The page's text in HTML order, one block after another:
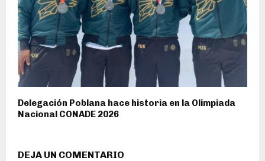
Delegación Poblana hace historia en la Olimpiada
Nacional CONADE 2026
DEJA UN COMENTARIO